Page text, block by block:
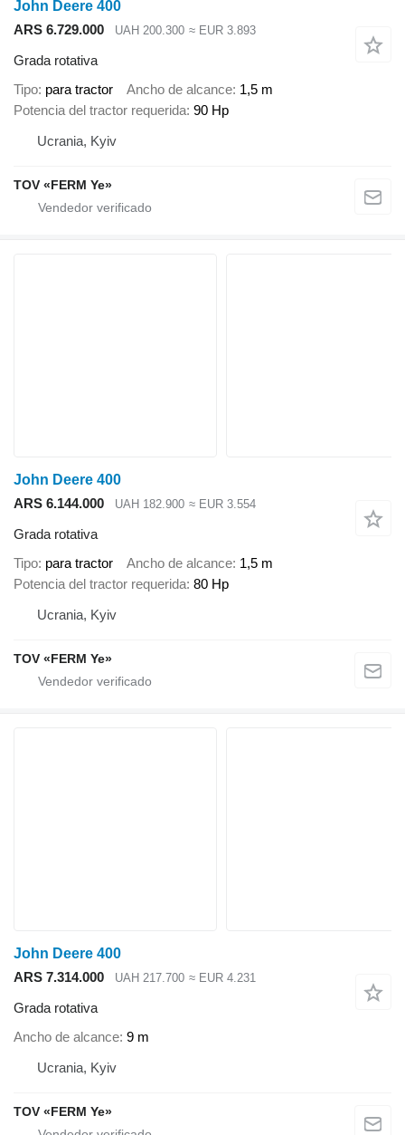
John Deere 400
ARS 6.729.000
UAH 200.300 ≈ EUR 3.893
Grada rotativa
Tipo para tractor Ancho de alcance 1,5 m
Potencia del tractor requerida 90 Hp
Ucrania, Kyiv
TOV «FERM Ye»
John Deere 400
ARS 6.144.000
UAH 182.900 ≈ EUR 3.554
Grada rotativa
Tipo para tractor Ancho de alcance 1,5 m
Potencia del tractor requerida 80 Hp
Ucrania, Kyiv
TOV «FERM Ye»
John Deere 400
ARS 7.314.000
UAH 217.700 ≈ EUR 4.231
Grada rotativa
Ancho de alcance 9 m
Ucrania, Kyiv
TOV «FERM Ye»